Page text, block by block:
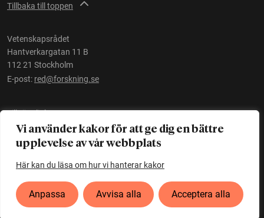
Vi använder kakor för att ge dig en bättre
upplevelse av vår webbplats
Här kan du läsa om hur vi hanterar kakor
Anpassa Avvisa alla Acceptera alla
Tillbaka till toppen
Vetenskapsrådet
Hantverkargatan 11 B
112 21 Stockholm
E-post: red@forskning.se
Tillgänglighet
Ett initiativ avVetenskapsrådet